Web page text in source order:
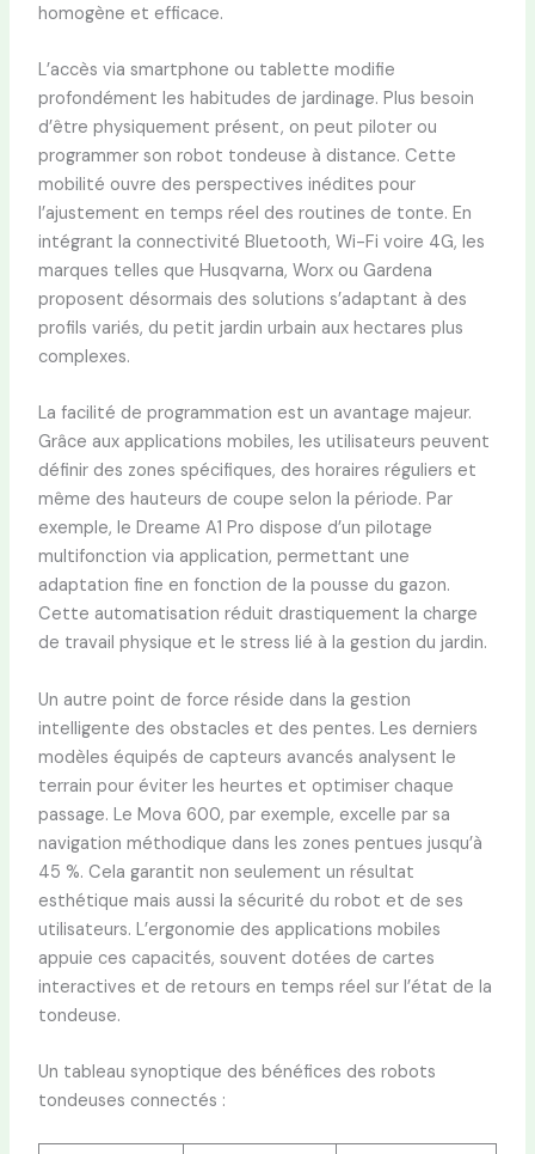
homogène et efficace.
L’accès via smartphone ou tablette modifie
profondément les habitudes de jardinage. Plus besoin
d’être physiquement présent, on peut piloter ou
programmer son robot tondeuse à distance. Cette
mobilité ouvre des perspectives inédites pour
l’ajustement en temps réel des routines de tonte. En
intégrant la connectivité Bluetooth, Wi-Fi voire 4G, les
marques telles que Husqvarna, Worx ou Gardena
proposent désormais des solutions s’adaptant à des
profils variés, du petit jardin urbain aux hectares plus
complexes.
La facilité de programmation est un avantage majeur.
Grâce aux applications mobiles, les utilisateurs peuvent
définir des zones spécifiques, des horaires réguliers et
même des hauteurs de coupe selon la période. Par
exemple, le Dreame A1 Pro dispose d’un pilotage
multifonction via application, permettant une
adaptation fine en fonction de la pousse du gazon.
Cette automatisation réduit drastiquement la charge
de travail physique et le stress lié à la gestion du jardin.
Un autre point de force réside dans la gestion
intelligente des obstacles et des pentes. Les derniers
modèles équipés de capteurs avancés analysent le
terrain pour éviter les heurtes et optimiser chaque
passage. Le Mova 600, par exemple, excelle par sa
navigation méthodique dans les zones pentues jusqu’à
45 %. Cela garantit non seulement un résultat
esthétique mais aussi la sécurité du robot et de ses
utilisateurs. L’ergonomie des applications mobiles
appuie ces capacités, souvent dotées de cartes
interactives et de retours en temps réel sur l’état de la
tondeuse.
Un tableau synoptique des bénéfices des robots
tondeuses connectés :